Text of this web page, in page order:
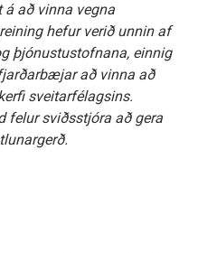
að vinna vegna
hefur verið unnin af
þjónustustofnana, einnig
að vinna að
sveitarfélagsins.
felur sviðsstjóra að gera